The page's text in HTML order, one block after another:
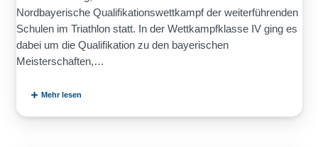
Nordbayerische Qualifikationswettkampf der weiterführenden
Schulen im Triathlon statt. In der Wettkampfklasse IV ging es
dabei um die Qualifikation zu den bayerischen
Meisterschaften,…
Mehr lesen